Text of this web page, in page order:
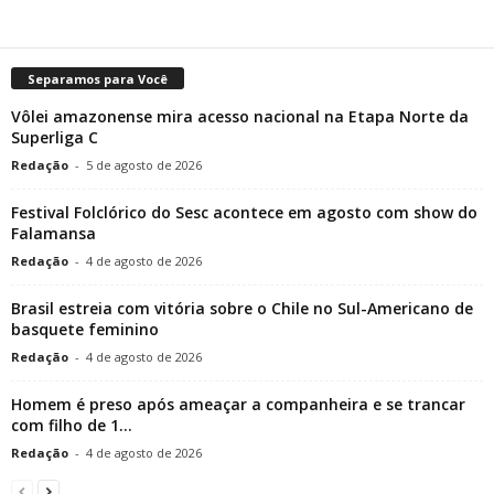
Separamos para Você
Vôlei amazonense mira acesso nacional na Etapa Norte da
Superliga C
Redação - 5 de agosto de 2026
Festival Folclórico do Sesc acontece em agosto com show do
Falamansa
Redação - 4 de agosto de 2026
Brasil estreia com vitória sobre o Chile no Sul-Americano de
basquete feminino
Redação - 4 de agosto de 2026
Homem é preso após ameaçar a companheira e se trancar
com filho de 1...
Redação - 4 de agosto de 2026